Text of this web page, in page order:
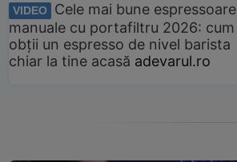
VIDEO
Cele mai bune espressoare
manuale cu portafiltru 2026: cum
obții un espresso de nivel barista
chiar la tine acasă adevarul.ro